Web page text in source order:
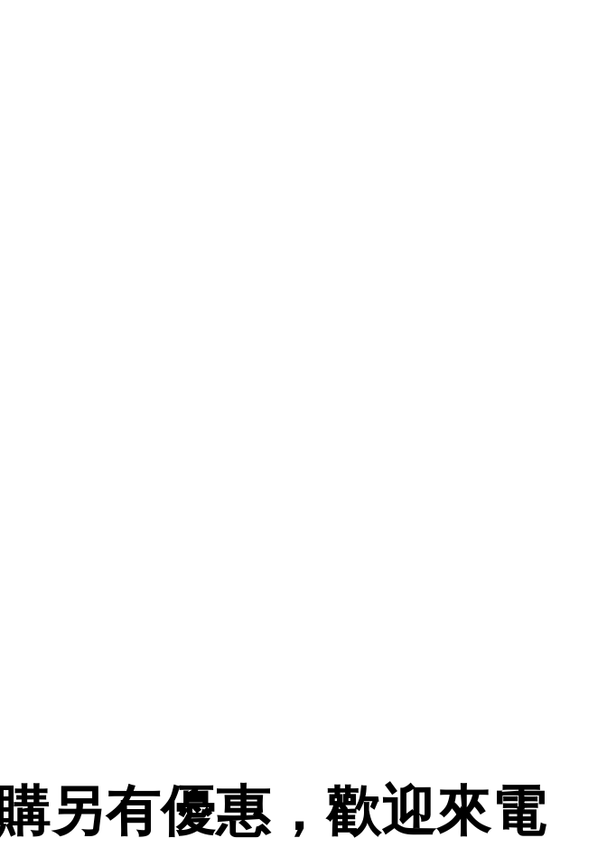
另有優惠，歡迎來電